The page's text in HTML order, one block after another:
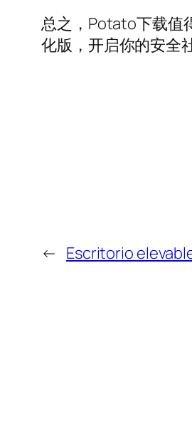
总之，Potato下载值
化版，开启你的安全
← Escritorio